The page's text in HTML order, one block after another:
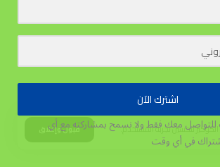
لتحسين تجربة المستخدم. قبول وإغلاق
اشترك الآن
للتواصل معك فقط ولا نسمح بمشاركته مع أي
في أي وقت